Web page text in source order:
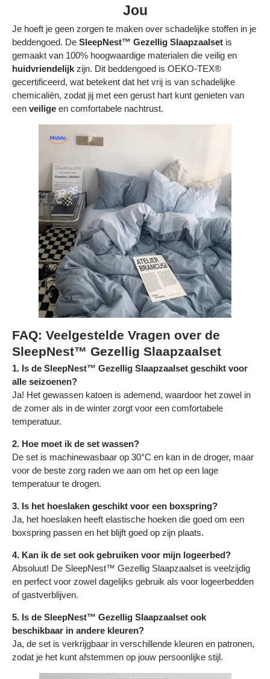
Jou
Je hoeft je geen zorgen te maken over schadelijke stoffen in je
beddengoed. De SleepNest™ Gezellig Slaapzaalset is
gemaakt van 100% hoogwaardige materialen die veilig en
huidvriendelijk zijn. Dit beddengoed is OEKO-TEX®
gecertificeerd, wat betekent dat het vrij is van schadelijke
chemicaliën, zodat jij met een gerust hart kunt genieten van
een veilige en comfortabele nachtrust.
FAQ: Veelgestelde Vragen over de
SleepNest™ Gezellig Slaapzaalset
1. Is de SleepNest™ Gezellig Slaapzaalset geschikt voor
alle seizoenen?
Ja! Het gewassen katoen is ademend, waardoor het zowel in
de zomer als in de winter zorgt voor een comfortabele
temperatuur.
2. Hoe moet ik de set wassen?
De set is machinewasbaar op 30°C en kan in de droger, maar
voor de beste zorg raden we aan om het op een lage
temperatuur te drogen.
3. Is het hoeslaken geschikt voor een boxspring?
Ja, het hoeslaken heeft elastische hoeken die goed om een
boxspring passen en het blijft goed op zijn plaats.
4. Kan ik de set ook gebruiken voor mijn logeerbed?
Absoluut! De SleepNest™ Gezellig Slaapzaalset is veelzijdig
en perfect voor zowel dagelijks gebruik als voor logeerbedden
of gastverblijven.
5. Is de SleepNest™ Gezellig Slaapzaalset ook
beschikbaar in andere kleuren?
Ja, de set is verkrijgbaar in verschillende kleuren en patronen,
zodat je het kunt afstemmen op jouw persoonlijke stijl.